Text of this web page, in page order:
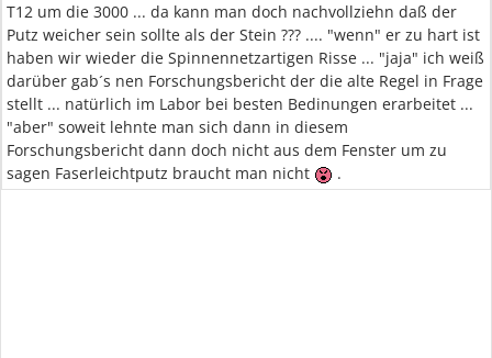
T12 um die 3000 ... da kann man doch nachvollziehn daß der
Putz weicher sein sollte als der Stein ??? .... "wenn" er zu hart ist
haben wir wieder die Spinnennetzartigen Risse ... "jaja" ich weiß
darüber gab´s nen Forschungsbericht der die alte Regel in Frage
stellt ... natürlich im Labor bei besten Bedinungen erarbeitet ...
"aber" soweit lehnte man sich dann in diesem
Forschungsbericht dann doch nicht aus dem Fenster um zu
sagen Faserleichtputz braucht man nicht
.